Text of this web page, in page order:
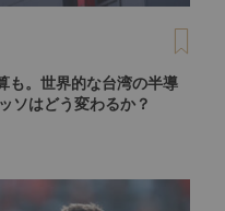
も。世界的な台湾の半導
ソはどう変わるか？